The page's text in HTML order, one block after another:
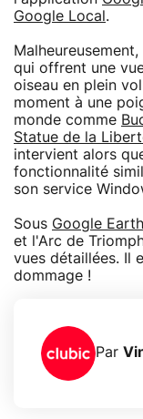
Google Local .
qui offrent une
oiseau en plein
moment à une
monde comme
Statue de la
intervient alors
fonctionnalité
son service
Sous Google Earth
et l'Arc de
vues détaillées. Il
dommage !
Par